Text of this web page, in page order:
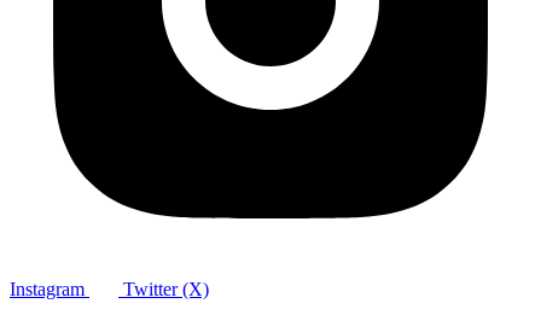
Instagram Twitter (X)